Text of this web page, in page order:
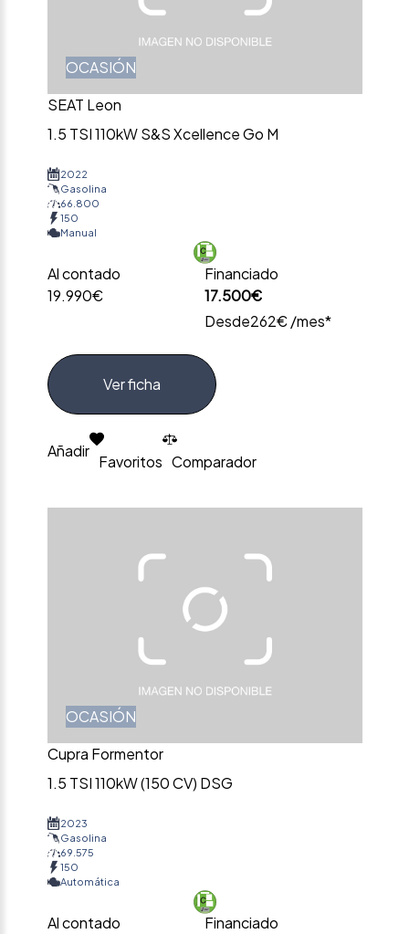
OCASIÓN
SEAT Leon
1.5 TSI 110kW S&S Xcellence Go M
2022
Gasolina
66.800
150
Manual
Al contado
19.990€
Financiado
17.500€
Desde262€ /mes*
Ver ficha
Añadir
Favoritos Comparador
OCASIÓN
Cupra Formentor
1.5 TSI 110kW (150 CV) DSG
2023
Gasolina
69.575
150
Automática
Al contado
Financiado